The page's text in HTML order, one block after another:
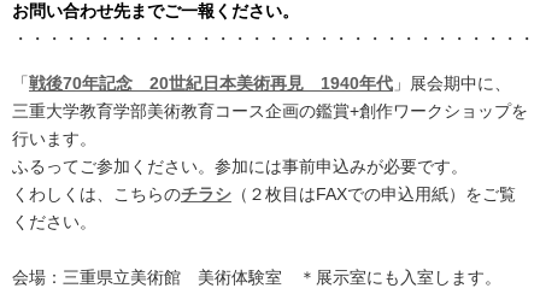
お問い合わせ先までご一報ください。
・・・・・・・・・・・・・・・・・・・・・・・・・・・・・・
「戦後70年記念 20世紀日本美術再見 1940年代 」展会期中に、
三重大学教育学部美術教育コース企画の鑑賞+創作ワークショップを
行います。
ふるってご参加ください。参加には事前申込みが必要です。
くわしくは、こちらのチラシ （２枚目はFAXでの申込用紙）をご覧
ください。
会場：三重県立美術館 美術体験室 ＊展示室にも入室します。